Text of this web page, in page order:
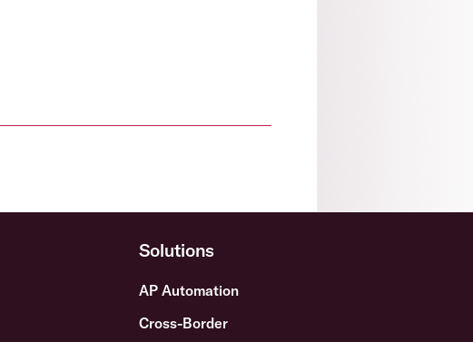
Solutions
AP Automation
Cross-Border